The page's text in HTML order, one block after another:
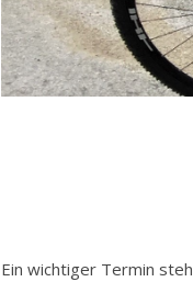
Ein wichtiger Termin